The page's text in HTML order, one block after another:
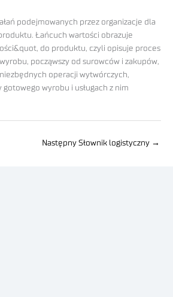
podejmowanych przez organizacje dla
Łańcuch wartości obrazuje
do produktu, czyli opisuje proces
począwszy od surowców i zakupów,
operacji wytwórczych,
gotowego wyrobu i usługach z nim
Następny Słownik logistyczny →